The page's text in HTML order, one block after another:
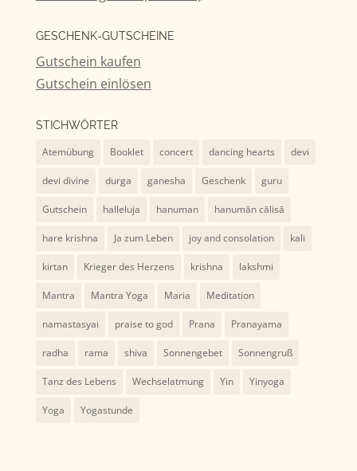
GESCHENK-GUTSCHEINE
Gutschein kaufen
Gutschein einlösen
STICHWÖRTER
Atemübung Booklet concert dancing hearts devi
devi divine durga ganesha Geschenk guru
Gutschein halleluja hanuman hanumān cālisā
hare krishna Ja zum Leben joy and consolation kali
kirtan Krieger des Herzens krishna lakshmi
Mantra Mantra Yoga Maria Meditation
namastasyai praise to god Prana Pranayama
radha rama shiva Sonnengebet Sonnengruß
Tanz des Lebens Wechselatmung Yin Yinyoga
Yoga Yogastunde